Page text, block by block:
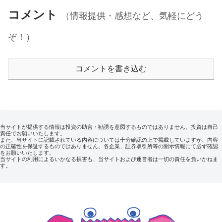
コメント
（情報提供・感想など、気軽にどう
ぞ！）
コメントを書き込む
当サイトが提供する情報は投資の助言・勧誘を意図するものではありません。投資は自己
責任でお願いいたします。
また、当サイトに記載されている内容については十分確認の上で掲載していますが、内容
の正確性を保証するものではありません。各企業、証券取引所等の開示情報にて必ず確認
をお願いいたします。
当サイトの利用によるいかなる損害も、当サイトおよび運営者は一切の責任を負いかねま
す。